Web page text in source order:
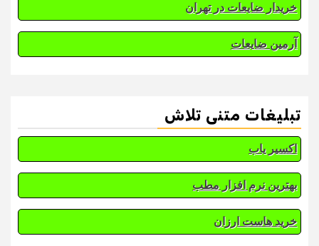
خریدار ضایعات در تهران
آرمین ضایعات
تبلیغات متنی تلاش
اکسیر یاب
بهترین نرم افزار مطب
خرید هاست ارزان